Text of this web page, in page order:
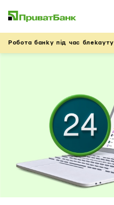
Робота банку під час блекауту